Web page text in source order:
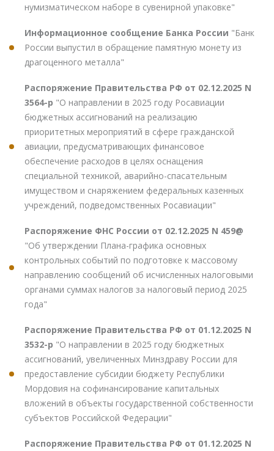
нумизматическом наборе в сувенирной упаковке"
Информационное сообщение Банка России "Банк
России выпустил в обращение памятную монету из
драгоценного металла"
Распоряжение Правительства РФ от 02.12.2025 N
3564-р "О направлении в 2025 году Росавиации
бюджетных ассигнований на реализацию
приоритетных мероприятий в сфере гражданской
авиации, предусматривающих финансовое
обеспечение расходов в целях оснащения
специальной техникой, аварийно-спасательным
имуществом и снаряжением федеральных казенных
учреждений, подведомственных Росавиации"
Распоряжение ФНС России от 02.12.2025 N 459@
"Об утверждении Плана-графика основных
контрольных событий по подготовке к массовому
направлению сообщений об исчисленных налоговыми
органами суммах налогов за налоговый период 2025
года"
Распоряжение Правительства РФ от 01.12.2025 N
3532-р "О направлении в 2025 году бюджетных
ассигнований, увеличенных Минздраву России для
предоставление субсидии бюджету Республики
Мордовия на софинансирование капитальных
вложений в объекты государственной собственности
субъектов Российской Федерации"
Распоряжение Правительства РФ от 01.12.2025 N